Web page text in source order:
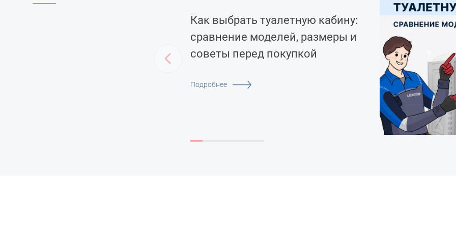
Как выбрать туалетную кабину:
сравнение моделей, размеры и
советы перед покупкой
Подробнее